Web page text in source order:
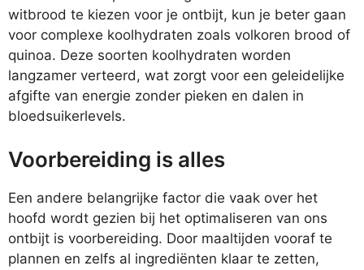
witbrood te kiezen voor je ontbijt, kun je beter gaan
voor complexe koolhydraten zoals volkoren brood of
quinoa. Deze soorten koolhydraten worden
langzamer verteerd, wat zorgt voor een geleidelijke
afgifte van energie zonder pieken en dalen in
bloedsuikerlevels.
Voorbereiding is alles
Een andere belangrijke factor die vaak over het
hoofd wordt gezien bij het optimaliseren van ons
ontbijt is voorbereiding. Door maaltijden vooraf te
plannen en zelfs al ingrediënten klaar te zetten,